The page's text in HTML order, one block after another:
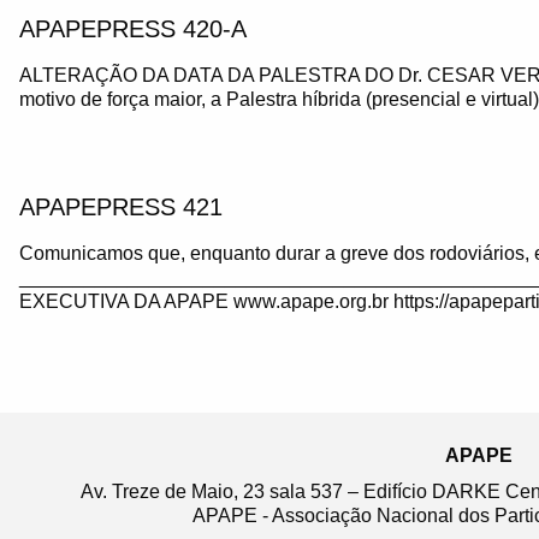
APAPEPRESS 420-A
ALTERAÇÃO DA DATA DA PALESTRA DO Dr. CESAR
motivo de força maior, a Palestra híbrida (presencial e
APAPEPRESS 421
Comunicamos que, enquanto durar a greve dos
EXECUTIVA DA APAPE www.apape.org.br https://
APAPE
Av. Treze de Maio, 23 sala 537 – Edifício DARKE
APAPE - Associação Nacional dos